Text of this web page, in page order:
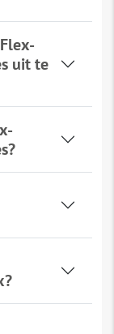
uit te